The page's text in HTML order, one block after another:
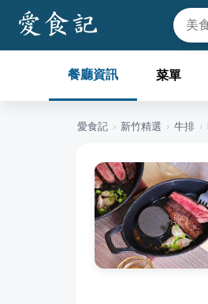
餐廳資訊 菜單
愛食記 › 新竹精選 › 牛排 ›